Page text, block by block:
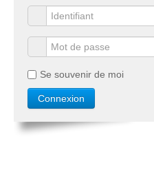
Se souvenir de moi